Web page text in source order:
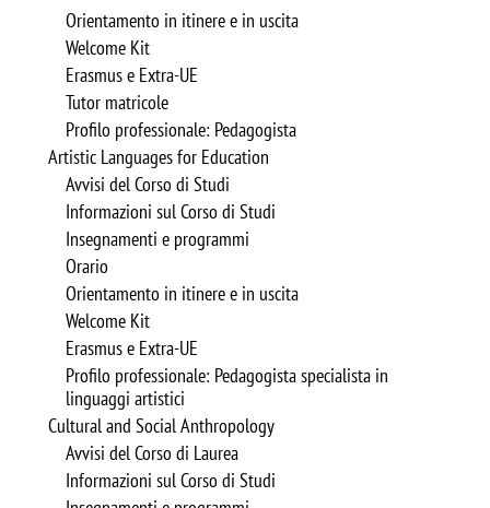
Orientamento in itinere e in uscita
Welcome Kit
Erasmus e Extra-UE
Tutor matricole
Profilo professionale: Pedagogista
Artistic Languages for Education
Avvisi del Corso di Studi
Informazioni sul Corso di Studi
Insegnamenti e programmi
Orario
Orientamento in itinere e in uscita
Welcome Kit
Erasmus e Extra-UE
Profilo professionale: Pedagogista specialista in
linguaggi artistici
Cultural and Social Anthropology
Avvisi del Corso di Laurea
Informazioni sul Corso di Studi